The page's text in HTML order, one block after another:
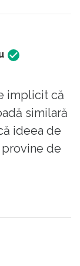
implicit că
similară
ideea de
de
în
că